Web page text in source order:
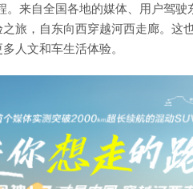
。来自全国各地的媒体、用户驾
旅，自东向西穿越河西走廊。这
人文和车生活体验。